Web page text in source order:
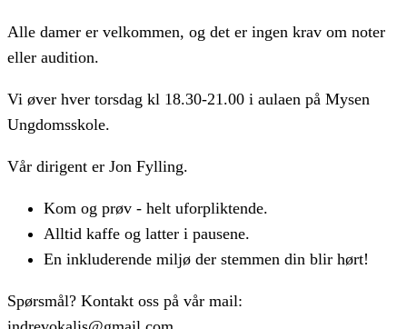
Alle damer er velkommen, og det er ingen krav om noter
eller audition.
Vi øver hver torsdag kl 18.30-21.00 i aulaen på Mysen
Ungdomsskole.
Vår dirigent er Jon Fylling.
Kom og prøv - helt uforpliktende.
Alltid kaffe og latter i pausene.
En inkluderende miljø der stemmen din blir hørt!
Spørsmål? Kontakt oss på vår mail: